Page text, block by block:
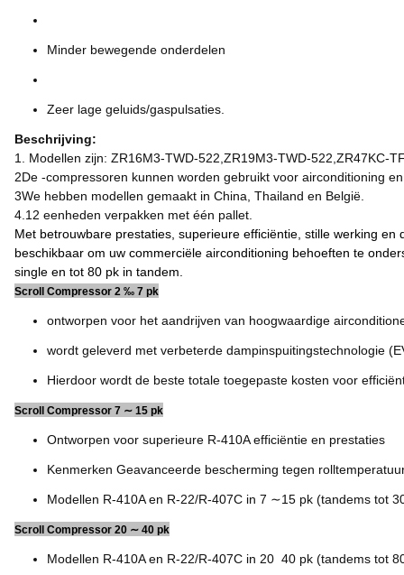
Minder bewegende onderdelen
Zeer lage geluids/gaspulsaties.
Beschrijving:
1. Modellen zijn: ZR16M3-TWD-522,ZR19M3-TWD-522,ZR47KC-
2De -compressoren kunnen worden gebruikt voor airconditioning
3We hebben modellen gemaakt in China, Thailand en België.
4.12 eenheden verpakken met één pallet.
Met betrouwbare prestaties, superieure efficiëntie, stille werking
beschikbaar om uw commerciële airconditioning behoeften te
single en tot 80 pk in tandem.
Scroll Compressor 2 ‰ 7 pk
ontworpen voor het aandrijven van hoogwaardige
wordt geleverd met verbeterde dampinspuitingstechnologie
Hierdoor wordt de beste totale toegepaste kosten voor
Scroll Compressor 7 ∼ 15 pk
Ontworpen voor superieure R-410A efficiëntie en prestaties
Kenmerken Geavanceerde bescherming tegen
Modellen R-410A en R-22/R-407C in 7 ∼15 pk (tandems tot
Scroll Compressor 20 ∼ 40 pk
Modellen R-410A en R-22/R-407C in 20  40 pk (tandems tot